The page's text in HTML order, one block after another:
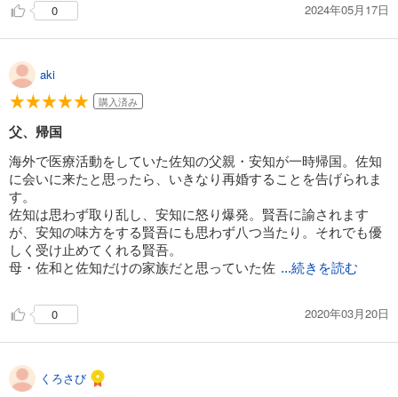
0
2024年05月17日
aki
購入済み
父、帰国
海外で医療活動をしていた佐知の父親・安知が一時帰国。佐知
に会いに来たと思ったら、いきなり再婚することを告げられま
す。
佐知は思わず取り乱し、安知に怒り爆発。賢吾に諭されます
が、安知の味方をする賢吾にも思わず八つ当たり。それでも優
しく受け止めてくれる賢吾。
母・佐和と佐知だけの家族だと思っていた佐 ...続きを読む
0 2020年03月20日
くろさび